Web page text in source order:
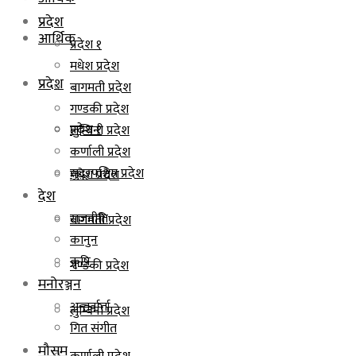
आर्थिक
प्रदेश
प्रदेश १
मधेश प्रदेश
बागमती प्रदेश
गण्डकी प्रदेश
लुम्बिनी प्रदेश
प्रदेश
प्रदेश १
मधेश प्रदेश
बागमती प्रदेश
गण्डकी प्रदेश
लुम्बिनी प्रदेश
कर्णाली प्रदेश
सुदूरपश्चिम प्रदेश
देश
राजनीति
कानुन
कृषि
मनोरञ्जन
अन्तर्वार्ता
गित संगीत
मौसम